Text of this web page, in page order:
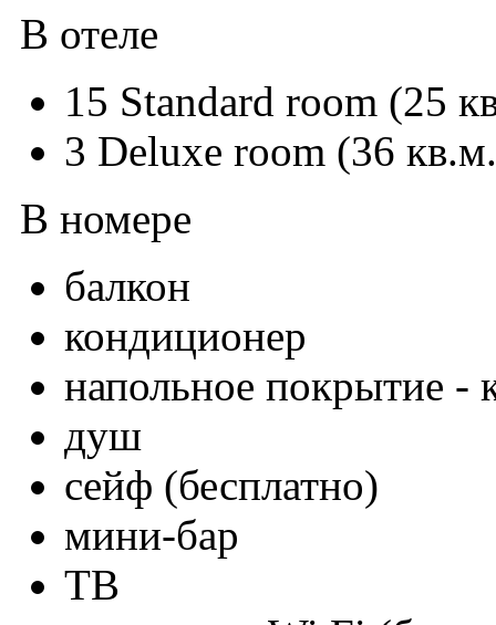
В отеле
15 Standard room (25
3 Deluxe room (36
В номере
балкон
кондиционер
напольное покрытие -
душ
сейф (бесплатно)
мини-бар
ТВ